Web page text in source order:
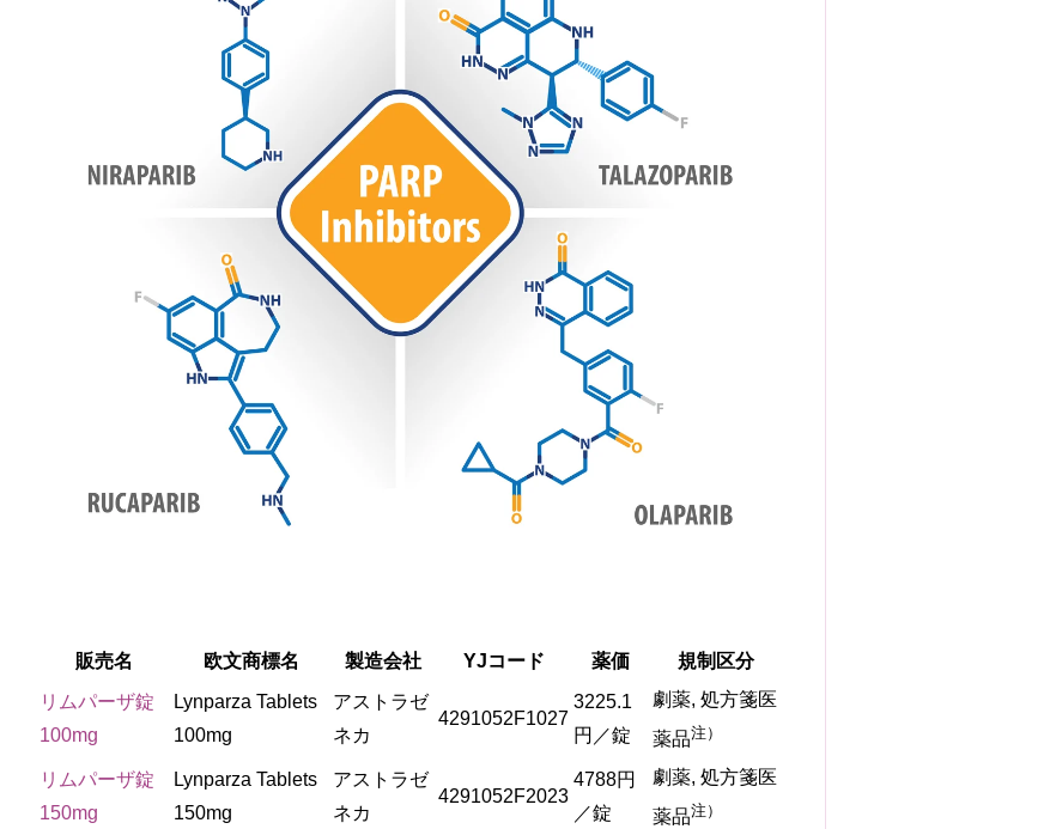
販売名 欧文商標名 製造会社 YJコード 薬価
規制区分
リムパーザ錠
100mg
Lynparza Tablets
100mg
アストラゼ
ネカ
4291052F1027
3225.1
円／錠
劇薬, 処方箋医
薬品注）
リムパーザ錠
150mg
Lynparza Tablets
150mg
アストラゼ
ネカ
4291052F2023
4788円
／錠
劇薬, 処方箋医
薬品注）